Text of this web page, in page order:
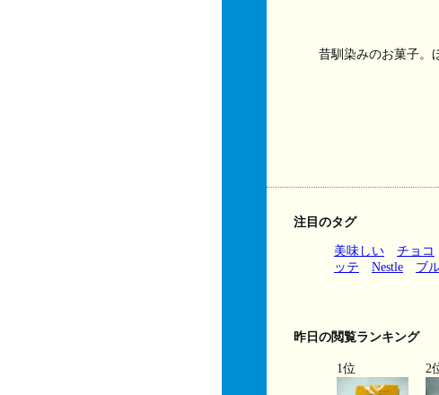
昔馴染みのお菓子。
注目のタグ
美味しい チョコ
ッテ
Nestle ブ
昨日の閲覧ランキング
1位 2